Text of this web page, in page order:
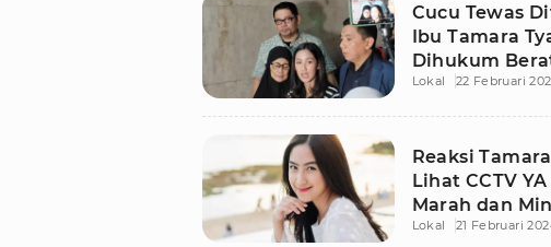
Cucu Tewas
Ibu Tamara
Dihukum
Lokal 22 Februari
Reaksi
Lihat CCTV
Marah dan
Lokal 21 Februari